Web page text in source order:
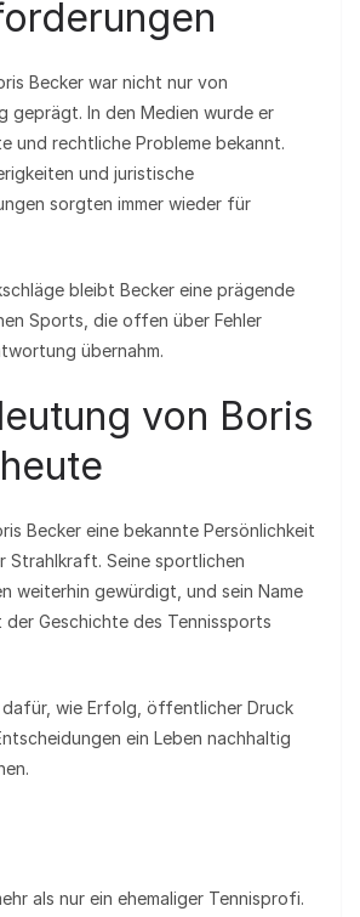
Becker war nicht nur von
geprägt. In den Medien wurde er
und rechtliche Probleme bekannt.
und juristische
sorgten immer wieder für
bleibt Becker eine prägende
Sports, die offen über Fehler
übernahm.
von Boris
Becker eine bekannte Persönlichkeit
Strahlkraft. Seine sportlichen
weiterhin gewürdigt, und sein Name
Geschichte des Tennissports
dafür, wie Erfolg, öffentlicher Druck
ein Leben nachhaltig
als nur ein ehemaliger Tennisprofi.